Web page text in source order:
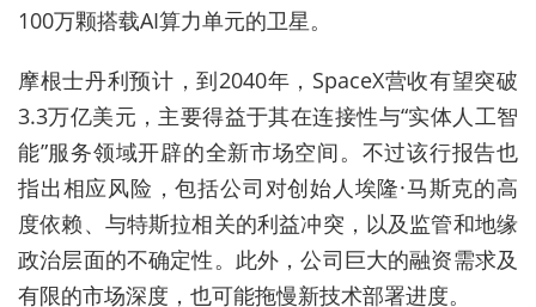
100万颗搭载AI算力单元的卫星。
摩根士丹利预计，到2040年，SpaceX营收有望突破
3.3万亿美元，主要得益于其在连接性与“实体人工智
能”服务领域开辟的全新市场空间。不过该行报告也
指出相应风险，包括公司对创始人埃隆·马斯克的高
度依赖、与特斯拉相关的利益冲突，以及监管和地缘
政治层面的不确定性。此外，公司巨大的融资需求及
有限的市场深度，也可能拖慢新技术部署进度。